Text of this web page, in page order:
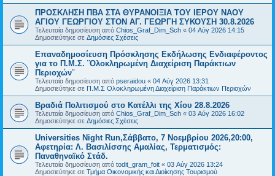
ΠΡΟΣΚΛΗΣΗ ΠΒΑ ΣΤΑ ΘΥΡΑΝΟΙΞΙΑ ΤΟΥ ΙΕΡΟΥ ΝΑΟΥ
ΑΓΙΟΥ ΓΕΩΡΓΙΟΥ ΣΤΟΝ ΑΓ. ΓΕΩΡΓΗ ΣΥΚΟΥΣΗ 30.8.2026
Τελευταία δημοσίευση από Chios_Graf_Dim_Sch « 04 Αύγ 2026 14:15
Δημοσιεύτηκε σε Δημόσιες Σχέσεις
Επαναδημοσίευση Πρόσκλησης Εκδήλωσης Ενδιαφέροντος
για το Π.Μ.Σ. ¨Ολοκληρωμένη Διαχείριση Παράκτιων
Περιοχών¨
Τελευταία δημοσίευση από pseraidou « 04 Αύγ 2026 13:31
Δημοσιεύτηκε σε Π.Μ.Σ Ολοκληρωμένη Διαχείριση Παράκτιων Περιοχών
Βραδιά Πολιτισμού στο Κατέλλι της Χίου 28.8.2026
Τελευταία δημοσίευση από Chios_Graf_Dim_Sch « 03 Αύγ 2026 16:02
Δημοσιεύτηκε σε Δημόσιες Σχέσεις
Universities Night Run,Σάββατο, 7 Νοεμβρίου 2026,20:00,
Αφετηρία: Λ. Βασιλίσσης Αμαλίας, Τερματισμός:
Παναθηναϊκό Στάδ.
Τελευταία δημοσίευση από todit_gram_foit « 03 Αύγ 2026 13:24
Δημοσιεύτηκε σε Τμήμα Οικονομικής και Διοίκησης Τουρισμού